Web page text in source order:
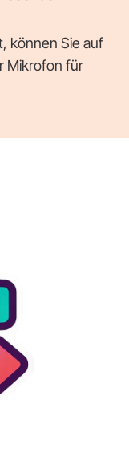
können Sie auf
Mikrofon für